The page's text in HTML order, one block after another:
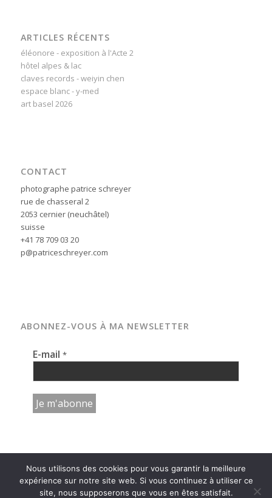
ARTICLES RÉCENTS
éléonore - exposition à l'Acte 2
hôtel alpes & lac
claves records - weiyin chen
espace blanc - y-med
art basel 2026
CONTACT
photographe patrice schreyer
rue de chasseral 2
2053 cernier (neuchâtel)
suisse
+41 78 709 03 20
p@patriceschreyer.com
ABONNEZ-VOUS À MA NEWSLETTER
E-mail *
Nous utilisons des cookies pour vous garantir la meilleure
expérience sur notre site web. Si vous continuez à utiliser ce
site, nous supposerons que vous en êtes satisfait.